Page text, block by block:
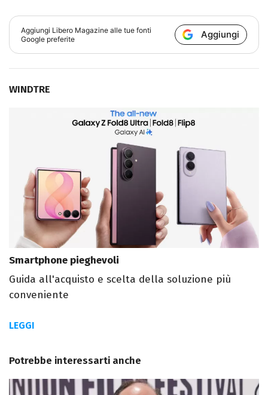
Aggiungi Libero Magazine alle tue fonti
Google preferite
Aggiungi
WINDTRE
Smartphone pieghevoli
Guida all'acquisto e scelta della soluzione più
conveniente
LEGGI
Potrebbe interessarti anche